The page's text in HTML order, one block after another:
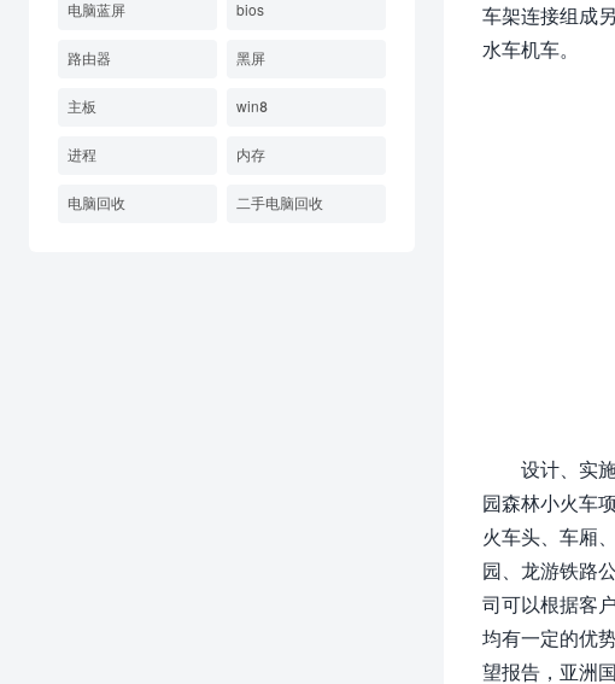
车架连接组成
水车机车。
设计、实
园森林小火车
火车头、车厢
园、龙游铁路
司可以根据客
均有一定的优
望报告，亚洲
电脑蓝屏 bios
路由器 黑屏
主板 win8
进程 内存
电脑回收 二手电脑回收